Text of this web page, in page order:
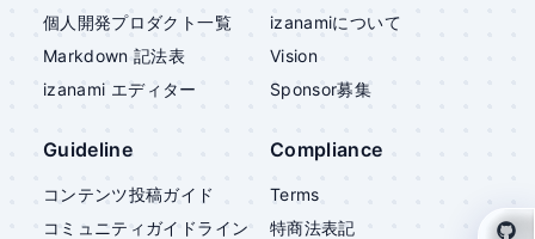
個人開発プロダクト一覧
Markdown 記法表
izanami エディター
izanamiについて
Vision
Sponsor募集
Guideline
コンテンツ投稿ガイド
コミュニティガイドライン
Compliance
Terms
特商法表記